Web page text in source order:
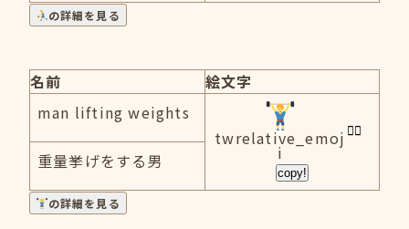
の詳細を見る
名前
絵文字
man lifting weights
twrelative_emoj
i
copy!
重量挙げをする男
の詳細を見る